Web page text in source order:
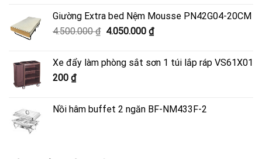
Giường Extra bed Nệm Mousse PN42G04-20CM
4.500.000₫ Giá
4.500.000 ₫.
4.050.000 ₫Giá
là:
Xe đẩy làm phòng sắt sơn 1 túi lắp ráp VS61X01
200 ₫
Nồi hâm buffet 2 ngăn BF-NM433F-2